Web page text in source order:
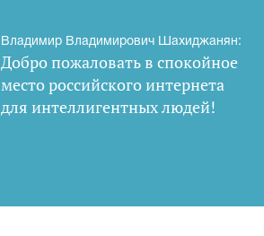
Владимир Владимирович Шахиджанян:
Добро пожаловать в спокойное
место российского интернета
для интеллигентных людей!